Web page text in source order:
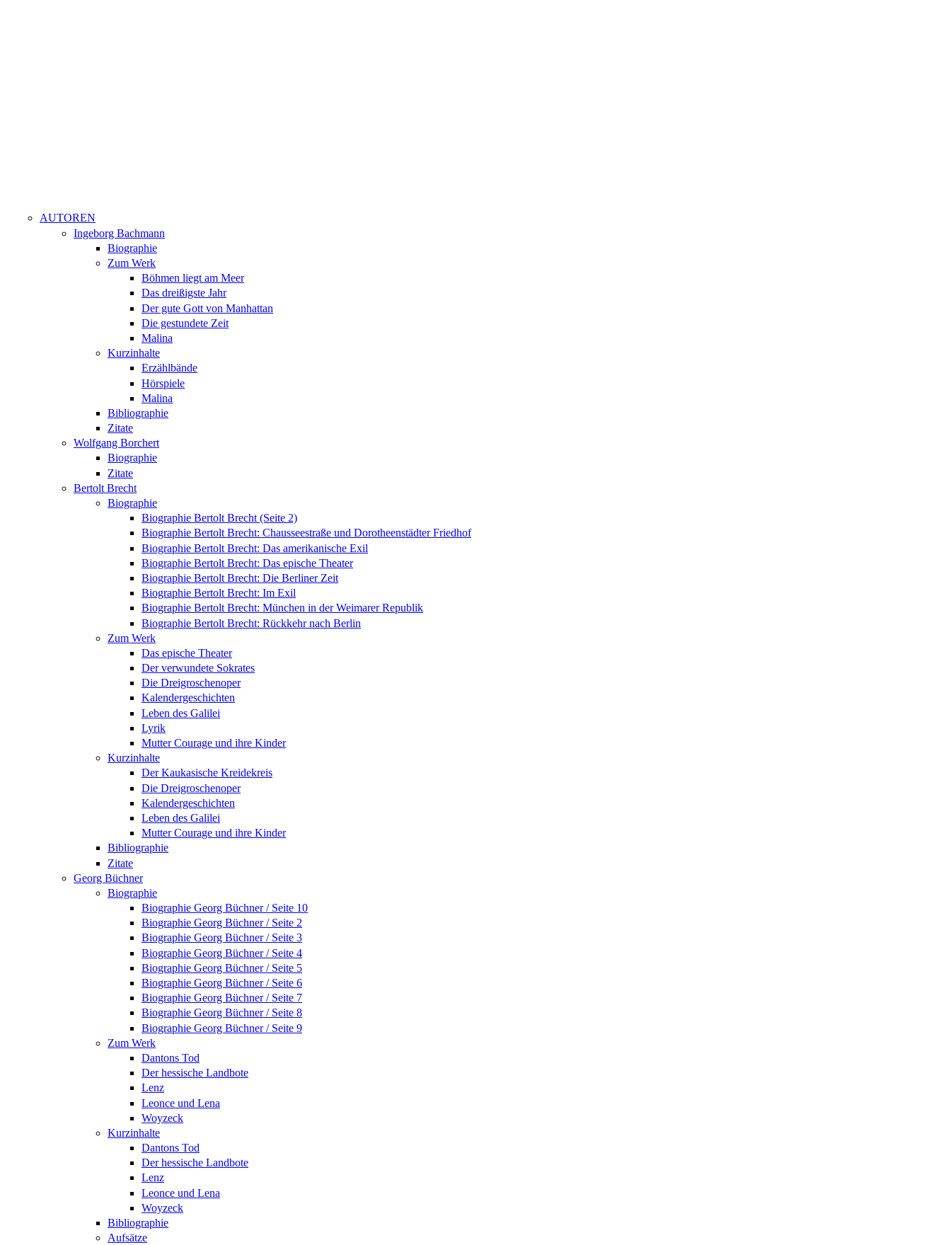
AUTOREN
Ingeborg Bachmann
Biographie
Zum Werk
Böhmen liegt am Meer
Das dreißigste Jahr
Der gute Gott von Manhattan
Die gestundete Zeit
Malina
Kurzinhalte
Erzählbände
Hörspiele
Malina
Bibliographie
Zitate
Wolfgang Borchert
Biographie
Zitate
Bertolt Brecht
Biographie
Biographie Bertolt Brecht (Seite 2)
Biographie Bertolt Brecht: Chausseestraße und Dorotheenstädter Friedhof
Biographie Bertolt Brecht: Das amerikanische Exil
Biographie Bertolt Brecht: Das epische Theater
Biographie Bertolt Brecht: Die Berliner Zeit
Biographie Bertolt Brecht: Im Exil
Biographie Bertolt Brecht: München in der Weimarer Republik
Biographie Bertolt Brecht: Rückkehr nach Berlin
Zum Werk
Das epische Theater
Der verwundete Sokrates
Die Dreigroschenoper
Kalendergeschichten
Leben des Galilei
Lyrik
Mutter Courage und ihre Kinder
Kurzinhalte
Der Kaukasische Kreidekreis
Die Dreigroschenoper
Kalendergeschichten
Leben des Galilei
Mutter Courage und ihre Kinder
Bibliographie
Zitate
Georg Büchner
Biographie
Biographie Georg Büchner / Seite 10
Biographie Georg Büchner / Seite 2
Biographie Georg Büchner / Seite 3
Biographie Georg Büchner / Seite 4
Biographie Georg Büchner / Seite 5
Biographie Georg Büchner / Seite 6
Biographie Georg Büchner / Seite 7
Biographie Georg Büchner / Seite 8
Biographie Georg Büchner / Seite 9
Zum Werk
Dantons Tod
Der hessische Landbote
Lenz
Leonce und Lena
Woyzeck
Kurzinhalte
Dantons Tod
Der hessische Landbote
Lenz
Leonce und Lena
Woyzeck
Bibliographie
Aufsätze